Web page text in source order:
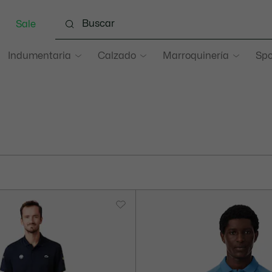
Indumentaria Calzado Marroquinería
Sale